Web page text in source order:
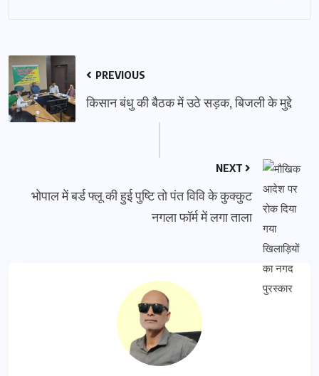
PREVIOUS
किसान बंधु की बैठक में उठे सड़क, बिजली के मुद्दे
NEXT
भोपाल में बर्ड फ्लू की हुई पुष्टि तो पंत विवि के कुक्कुट
नगला फॉर्म में लगा ताला